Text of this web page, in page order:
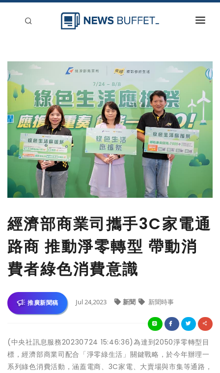
新聞稿分類
刊登
經濟部商業司攜手3C家電通
路商 推動淨零轉型 帶動消
費者綠色消費意識
推廣新聞稿 Jul 24,2023 新聞 新聞時事
(中央社訊息服務20230724 15:46:36)為達到2050淨零轉型目
標，經濟部商業司配合「淨零綠生活」關鍵戰略，於今年辦理一
系列綠色消費活動，涵蓋電商、3C家電、大賣場與市集等通路，